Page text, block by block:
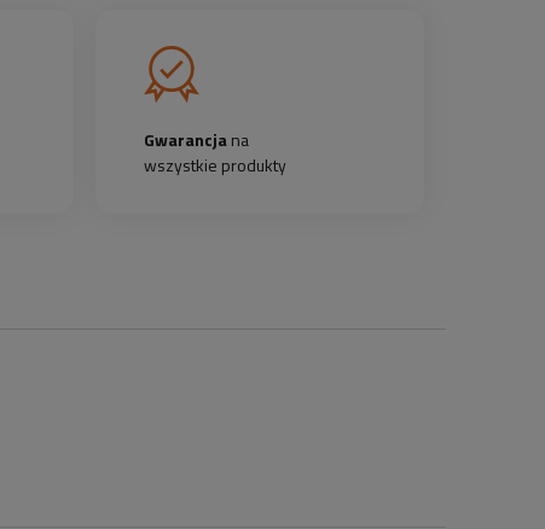
Gwarancjana
wszystkie produkty